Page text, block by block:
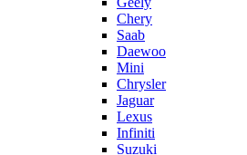
Chery
Saab
Daewoo
Mini
Chrysler
Jaguar
Lexus
Infiniti
Suzuki